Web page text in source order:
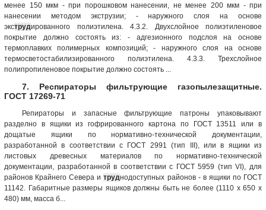
менее 150 мкм - при порошковом нанесении, не менее 200 мкм - при
нанесении методом экструзии; - наружного слоя на основе
экструдированного полиэтилена. 4.3.2. Двухслойное полиэтиленовое
покрытие должно состоять из: - адгезионного подслоя на основе
термоплавких полимерных композиций; - наружного слоя на основе
термосветостабилизированного полиэтилена. 4.3.3. Трехслойное
полипропиленовое покрытие должно состоять ...
7. Респираторы фильтрующие газопылезащитные.
ГОСТ 17269-71
Репираторы и запасные фильтрующие патроны упаковывают
разделно в ящики из гофрированного картона по ГОСТ 13511 или в
дощатые ящики по нормативно-технической документации,
разработанной в соответствии с ГОСТ 2991 (тип III), или в ящики из
листовых древесных материалов по нормативно-технической
документации, разработанной в соответствии с ГОСТ 5959 (тип VI), для
районов Крайнего Севера итруднодоступных районов - в ящики по ГОСТ
11142. Габаритные размеры ящиков должны быть не более (1110 х 650 x
480) мм, масса б...